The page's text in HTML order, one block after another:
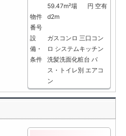
59.47m²場
円 空有
物件
番号
d2m
設
備・
条件
ガスコンロ 三口コン
ロ システムキッチン
洗髪洗面化粧台 バ
ス・トイレ別 エアコ
ン